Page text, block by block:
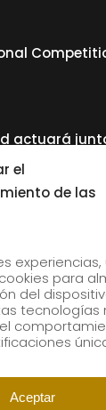
el
de las
experiencias,
para
del
tecnologías
Aceptar
actuará
to